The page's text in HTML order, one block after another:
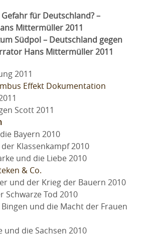
für Deutschland? –
Mittermüller 2011
Südpol – Deutschland gegen
Hans Mittermüller 2011
2011
Effekt Dokumentation
Scott 2011
Bayern 2010
Klassenkampf 2010
und die Liebe 2010
& Co.
und der Krieg der Bauern 2010
Schwarze Tod 2010
und die Macht der Frauen
und die Sachsen 2010